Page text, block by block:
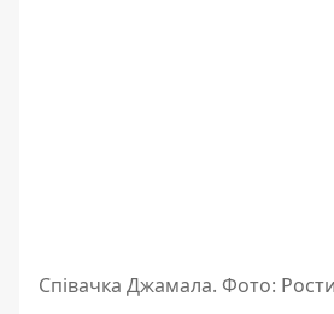
Співачка Джамала. Фото: